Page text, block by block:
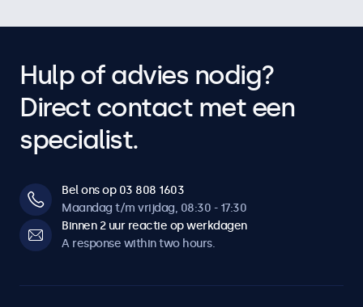
Hulp of advies nodig?
Direct contact met een
specialist.
Bel ons op 03 808 1603
Maandag t/m vrijdag, 08:30 - 17:30
Binnen 2 uur reactie op werkdagen
A response within two hours.